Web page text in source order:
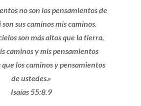
no son los pensamientos de
sus caminos mis caminos.
son más altos que la tierra,
caminos y mis pensamientos
que los caminos y pensamientos
de ustedes.»
Isaías 55:8.9